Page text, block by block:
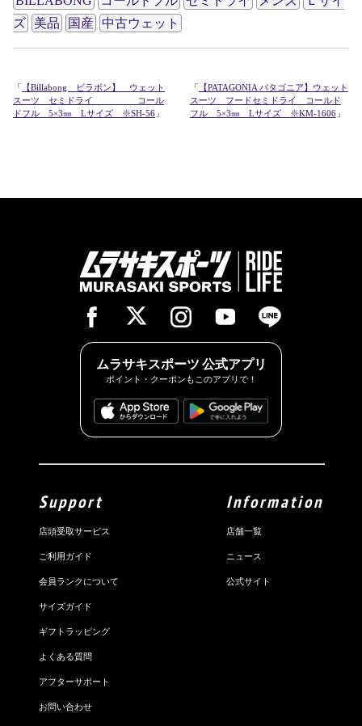
ズ
美品 国産 中古ウェット
「 【Billabong ビラボン】 ウェット
スーツ セミドライ コール
ドフル 5×3㎜ Lサイズ ※SH-56 」
「 【PATAGONIA パタゴニア】ウェット
スーツ フードセミドライ コールド
フル 5×3㎜ Lサイズ ※KM-1606」
ムラサキスポーツ 公式アプリ
ポイント・クーポンもこのアプリで！
Support
店頭受取サービス
ご利用ガイド
会員ランクについて
サイズガイド
ギフトラッピング
よくある質問
アフターサポート
お問い合わせ
Information
店舗一覧
ニュース
公式サイト